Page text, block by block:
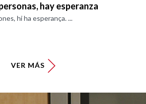
hay esperanza
hi ha esperança. ...
VER MÁS